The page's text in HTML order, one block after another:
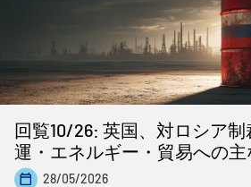
回覧10/26: 英国、対ロシア制
運・エネルギー・貿易への
28/05/2026